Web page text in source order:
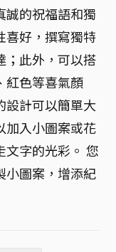
誠的祝福語和獨
喜好，撰寫獨特
；此外，可以搭
紅色等喜氣顏
設計可以簡單大
加入小圖案或花
文字的光彩。 您
小圖案，增添紀